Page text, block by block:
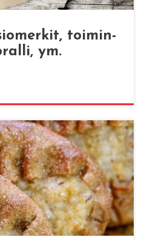
toi­min­
ym.